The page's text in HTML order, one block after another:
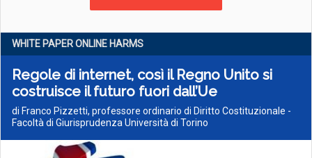
WHITE PAPER ONLINE HARMS
Regole di internet, così il Regno Unito si
costruisce il futuro fuori dall’Ue
di Franco Pizzetti, professore ordinario di Diritto Costituzionale -
Facoltà di Giurisprudenza Università di Torino